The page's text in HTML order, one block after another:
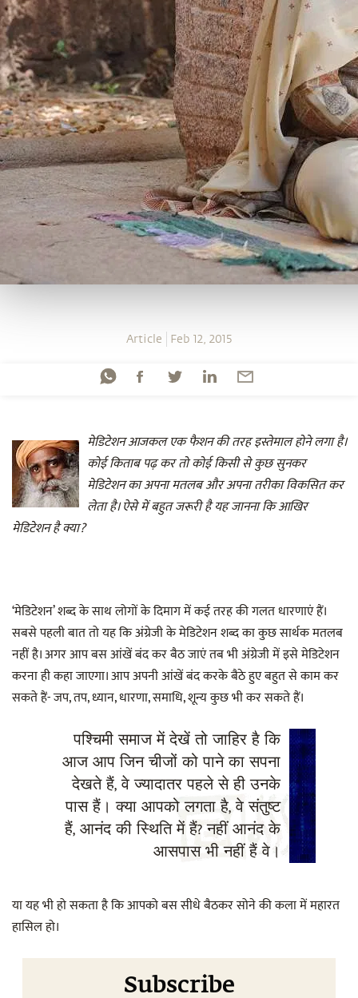
Article Feb 12, 2015
मेडिटेशन आजकल एक फैशन की तरह इस्तेमाल होने लगा है।
कोई किताब पढ़ कर तो कोई किसी से कुछ सुनकर
मेडिटेशन का अपना मतलब और अपना तरीका विकसित कर
लेता है। ऐसे में बहुत जरूरी है यह जानना कि आखिर
मेडिटेशन है क्या?
‘मेडिटेशन’ शब्द के साथ लोगों के दिमाग में कई तरह की गलत धारणाएं हैं।
सबसे पहली बात तो यह कि अंग्रेजी के मेडिटेशन शब्द का कुछ सार्थक मतलब
नहीं है। अगर आप बस आंखें बंद कर बैठ जाएं तब भी अंग्रेजी में इसे मेडिटेशन
करना ही कहा जाएगा। आप अपनी आंखें बंद करके बैठे हुए बहुत से काम कर
सकते हैं- जप, तप, ध्यान, धारणा, समाधि, शून्य कुछ भी कर सकते हैं।
पश्चिमी समाज में देखें तो जाहिर है कि
आज आप जिन चीजों को पाने का सपना
देखते हैं, वे ज्यादातर पहले से ही उनके
पास हैं। क्या आपको लगता है, वे संतुष्ट
हैं, आनंद की स्थिति में हैं? नहीं आनंद के
आसपास भी नहीं हैं वे।
या यह भी हो सकता है कि आपको बस सीधे बैठकर सोने की कला में महारत
हासिल हो।
Subscribe